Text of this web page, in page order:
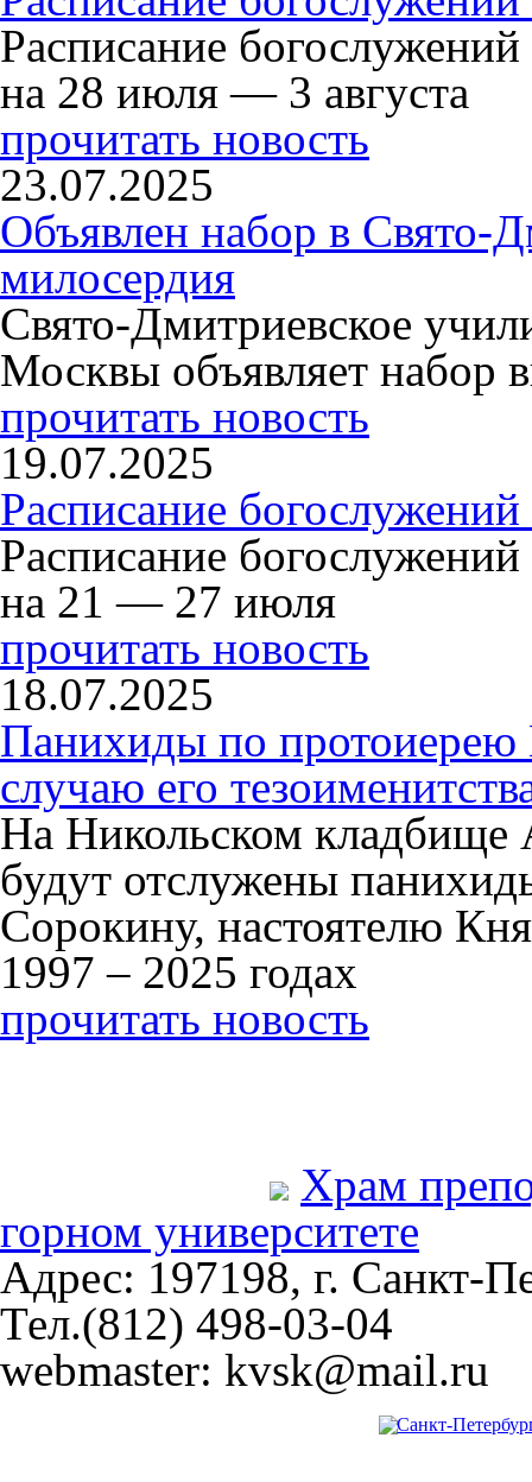
Расписание
на 28 июля — 3 августа
прочитать новость
23.07.2025
Объявлен набор в Свято-
милосердия
Свято-Дмитриевское
Москвы объявляет набор
прочитать новость
19.07.2025
Расписание
Расписание
на 21 — 27 июля
прочитать новость
18.07.2025
Панихиды по
случаю его
На Никольском кладбище
будут отслужены
Сорокину, настоятелю
1997 – 2025 годах
прочитать новость
Храм
горном университете
Адрес: 197198, г. Санкт-
Тел.(812) 498-03-04
webmaster: kvsk@mail.ru